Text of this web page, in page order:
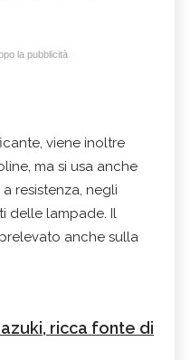
la pubblicità
viene inoltre
ma si usa anche
resistenza, negli
delle lampade. Il
anche sulla
ricca fonte di